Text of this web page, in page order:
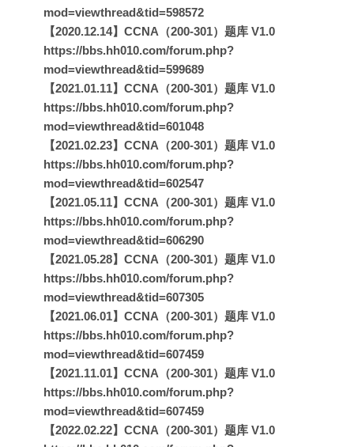
mod=viewthread&tid=598572
【2020.12.14】CCNA（200-301）题库 V1.0
https://bbs.hh010.com/forum.php?
mod=viewthread&tid=599689
【2021.01.11】CCNA（200-301）题库 V1.0
https://bbs.hh010.com/forum.php?
mod=viewthread&tid=601048
【2021.02.23】CCNA（200-301）题库 V1.0
https://bbs.hh010.com/forum.php?
mod=viewthread&tid=602547
【2021.05.11】CCNA（200-301）题库 V1.0
https://bbs.hh010.com/forum.php?
mod=viewthread&tid=606290
【2021.05.28】CCNA（200-301）题库 V1.0
https://bbs.hh010.com/forum.php?
mod=viewthread&tid=607305
【2021.06.01】CCNA（200-301）题库 V1.0
https://bbs.hh010.com/forum.php?
mod=viewthread&tid=607459
【2021.11.01】CCNA（200-301）题库 V1.0
https://bbs.hh010.com/forum.php?
mod=viewthread&tid=607459
【2022.02.22】CCNA（200-301）题库 V1.0